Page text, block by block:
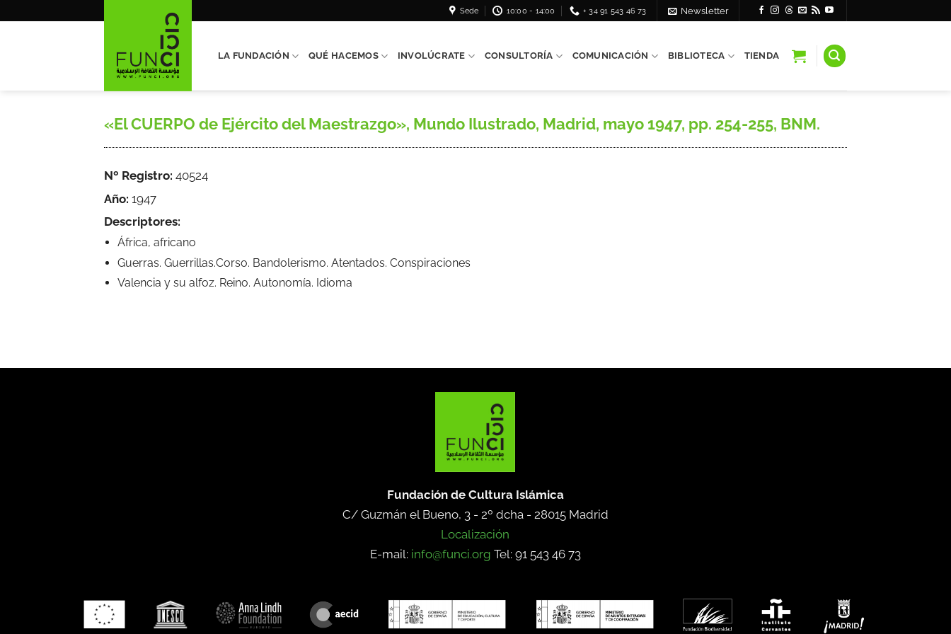
Sede 10:00 - 14:00 + 34 91 543 46 73 Newsletter
LA FUNDACIÓN QUÉ HACEMOS INVOLÚCRATE CONSULTORÍA COMUNICACIÓN BIBLIOTECA TIENDA
«El CUERPO de Ejército del Maestrazgo», Mundo Ilustrado, Madrid, mayo 1947, pp. 254-255, BNM.
Nº Registro: 40524
Año: 1947
Descriptores:
África, africano
Guerras. Guerrillas.Corso. Bandolerismo. Atentados. Conspiraciones
Valencia y su alfoz. Reino. Autonomía. Idioma
Fundación de Cultura Islámica
C/ Guzmán el Bueno, 3 - 2º dcha - 28015 Madrid
Localización
E-mail: info@funci.org Tel: 91 543 46 73